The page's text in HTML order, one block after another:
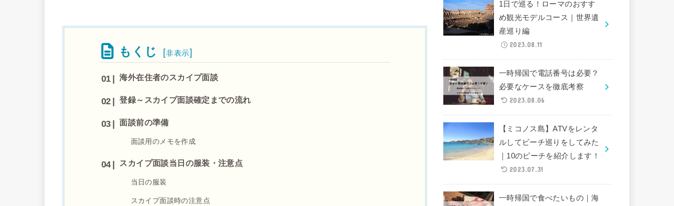
もくじ [非表示]
海外在住者のスカイプ面談
登録～スカイプ面談確定までの流れ
面談前の準備
面談用のメモを作成
スカイプ面談当日の服装・注意点
当日の服装
スカイプ面談時の注意点
1日で巡る！ローマのおすす
め観光モデルコース｜世界遺
産巡り編
2023.08.11
一時帰国で電話番号は必要？
必要なケースを徹底考察
2023.08.06
【ミコノス島】ATVをレンタ
ルしてビーチ巡りをしてみた
｜10のビーチを紹介します！
2023.07.31
一時帰国で食べたいもの｜海